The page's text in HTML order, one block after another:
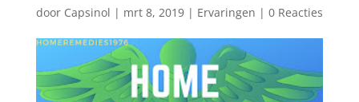
door Capsinol | mrt 8, 2019| Ervaringen | 0 Reacties